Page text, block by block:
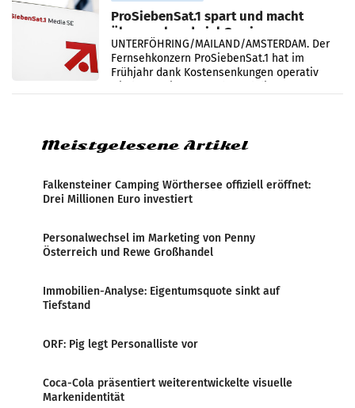
ProSiebenSat.1 spart und macht
überraschend viel Gewinn
UNTERFÖHRING/MAILAND/AMSTERDAM. Der
Fernsehkonzern ProSiebenSat.1 hat im
Frühjahr dank Kostensenkungen operativ
Meistgelesene Artikel
Falkensteiner Camping Wörthersee offiziell eröffnet:
Drei Millionen Euro investiert
Personalwechsel im Marketing von Penny
Österreich und Rewe Großhandel
Immobilien-Analyse: Eigentumsquote sinkt auf
Tiefstand
ORF: Pig legt Personalliste vor
Coca-Cola präsentiert weiterentwickelte visuelle
Markenidentität